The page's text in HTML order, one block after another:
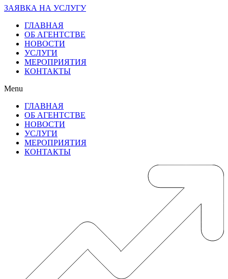
ЗАЯВКА НА УСЛУГУ
ГЛАВНАЯ
ОБ АГЕНТСТВЕ
НОВОСТИ
УСЛУГИ
МЕРОПРИЯТИЯ
КОНТАКТЫ
Menu
ГЛАВНАЯ
ОБ АГЕНТСТВЕ
НОВОСТИ
УСЛУГИ
МЕРОПРИЯТИЯ
КОНТАКТЫ